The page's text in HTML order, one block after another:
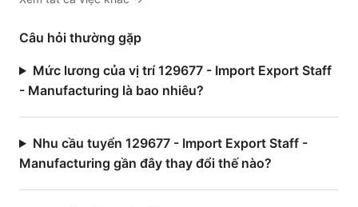
Câu hỏi thường gặp
Mức lương của vị trí 129677 - Import Export Staff
- Manufacturing là bao nhiêu?
Nhu cầu tuyển 129677 - Import Export Staff -
Manufacturing gần đây thay đổi thế nào?